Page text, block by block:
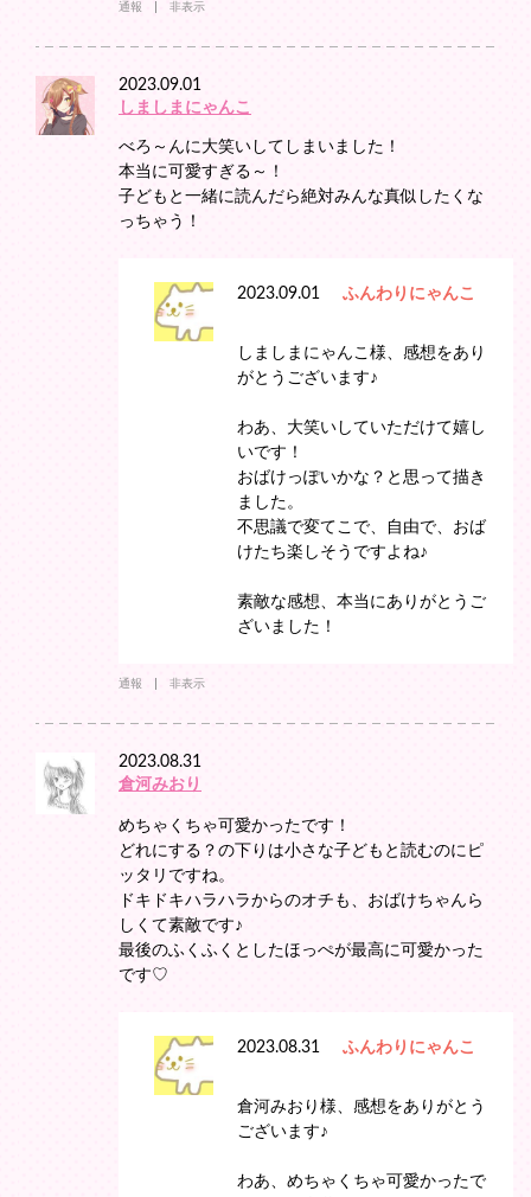
通報 非表示
2023.09.01
しましまにゃんこ
べろ～んに大笑いしてしまいました！
本当に可愛すぎる～！
子どもと一緒に読んだら絶対みんな真似したくな
っちゃう！
2023.09.01 ふんわりにゃんこ
しましまにゃんこ様、感想をあり
がとうございます♪
わあ、大笑いしていただけて嬉し
いです！
おばけっぽいかな？と思って描き
ました。
不思議で変てこで、自由で、おば
けたち楽しそうですよね♪
素敵な感想、本当にありがとうご
ざいました！
通報 非表示
2023.08.31
倉河みおり
めちゃくちゃ可愛かったです！
どれにする？の下りは小さな子どもと読むのにピ
ッタリですね。
ドキドキハラハラからのオチも、おばけちゃんら
しくて素敵です♪
最後のふくふくとしたほっぺが最高に可愛かった
です♡
2023.08.31 ふんわりにゃんこ
倉河みおり様、感想をありがとう
ございます♪
わあ、めちゃくちゃ可愛かったで